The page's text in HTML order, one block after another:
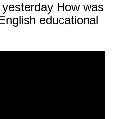
How was
educational